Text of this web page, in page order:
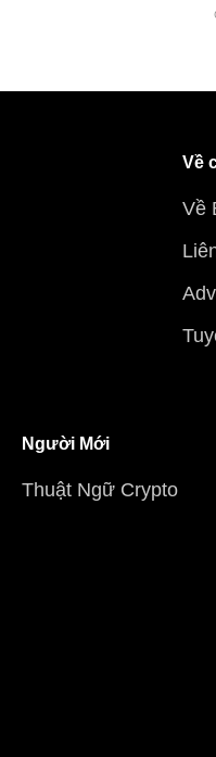
Về
Về
Người Mới
Thuật Ngữ Crypto